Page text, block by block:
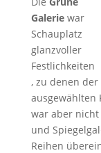
Galeriewar
Schauplatz
glanzvoller
Festlichkeiten
, zu denen
ausgewählten
war aber nicht
und
Reihen